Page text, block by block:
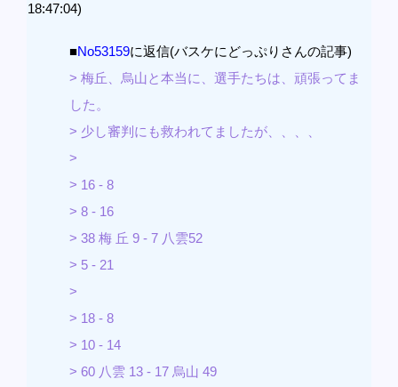
18:47:04)
■No53159に返信(バスケにどっぷりさんの記事)
> 梅丘、烏山と本当に、選手たちは、頑張ってま
した。
> 少し審判にも救われてましたが、、、、
>
> 16 - 8
> 8 - 16
> 38 梅 丘 9 - 7 八雲52
> 5 - 21
>
> 18 - 8
> 10 - 14
> 60 八雲 13 - 17 烏山 49